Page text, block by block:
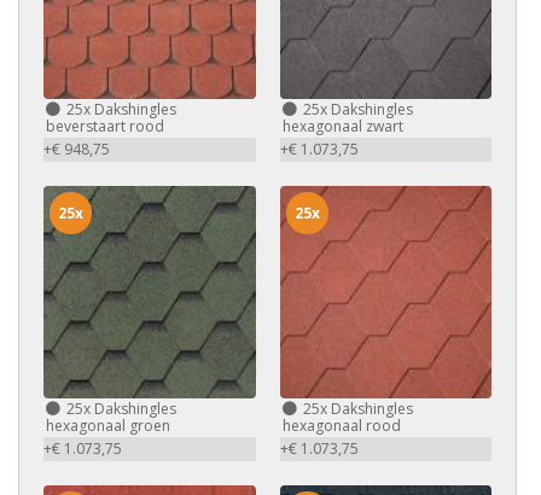
25x Dakshingles
beverstaart rood
+€ 948,75
25xDakshingles
hexagonaal zwart
+€ 1.073,75
25x Dakshingles
hexagonaal groen
+€ 1.073,75
25x
25xDakshingles
hexagonaal rood
+€ 1.073,75
25x